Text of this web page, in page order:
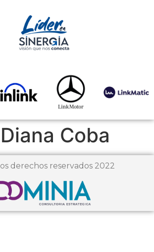
Diana Coba
derechos reservados 2022